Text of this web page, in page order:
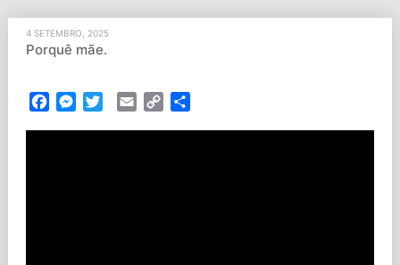
4 SETEMBRO, 2025
Porquê mãe.
FacebookMessenger
TwitterEmail Copy